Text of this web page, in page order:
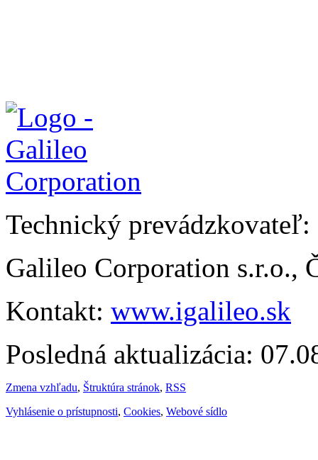
Technický prevádzkovateľ:
Galileo Corporation s.r.o.,
Kontakt: www.igalileo.sk
Posledná aktualizácia:
Zmena vzhľadu, Štruktúra stránok, RSS
Vyhlásenie o prístupnosti, Cookies, Webové sídlo